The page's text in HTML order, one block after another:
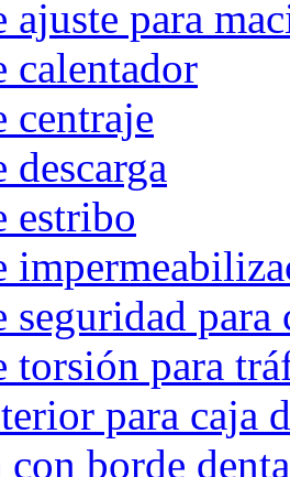
para
estribo
para
torsión para
para caja
con borde